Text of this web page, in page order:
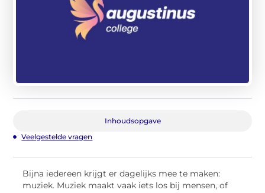
Inhoudsopgave
Veelgestelde vragen
Bijna iedereen krijgt er dagelijks mee te maken:
muziek. Muziek maakt vaak iets los bij mensen, of